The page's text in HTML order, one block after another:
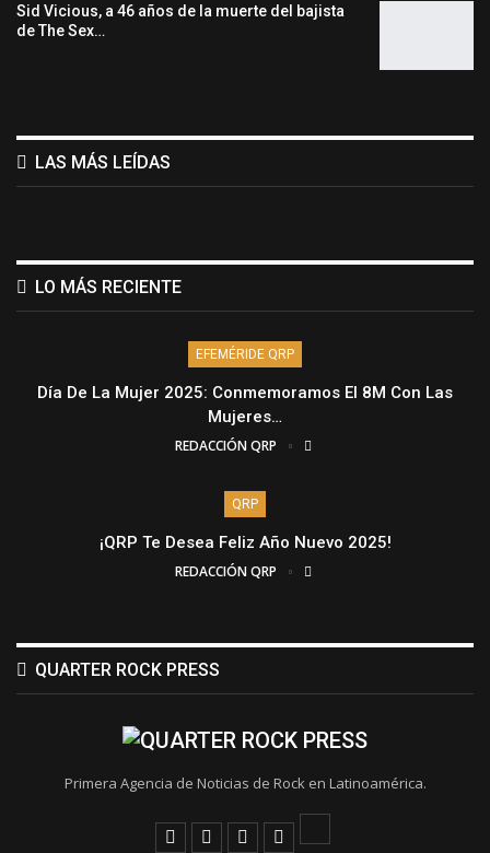
Sid Vicious, a 46 años de la muerte del bajista
de The Sex…
LAS MÁS LEÍDAS
LO MÁS RECIENTE
EFEMÉRIDE QRP
Día De La Mujer 2025: Conmemoramos El 8M Con Las
Mujeres…
REDACCIÓN QRP
QRP
¡QRP Te Desea Feliz Año Nuevo 2025!
REDACCIÓN QRP
QUARTER ROCK PRESS
Primera Agencia de Noticias de Rock en Latinoamérica.